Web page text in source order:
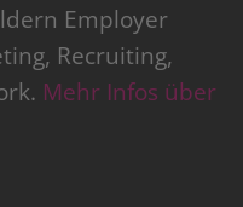
Employer
Recruiting,
Mehr Infos über